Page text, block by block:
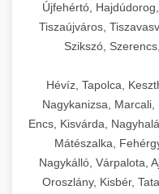
Újfehértó,
Tiszaújváros,
Szikszó,
Hévíz, Tapolca,
Nagykanizsa, Marcali,
Encs, Kisvárda,
Mátészalka,
Nagykálló, Várpalota,
Oroszlány, Kisbér,